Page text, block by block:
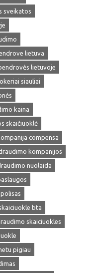
sveikatos
lietuva
lietuvoje
siauliai
kaina
skaičiuoklė
compensa
kompanijos
nuolaida
bta
skaiciuokles
pigiau